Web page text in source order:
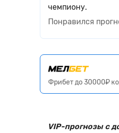
чемпиону.
Понравился
Фрибет до 30000₽
VIP-прогнозы с